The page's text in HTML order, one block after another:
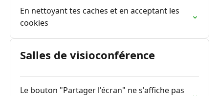
En nettoyant tes caches et en acceptant les
cookies
Salles de visioconférence
Le bouton "Partager l'écran" ne s'affiche pas